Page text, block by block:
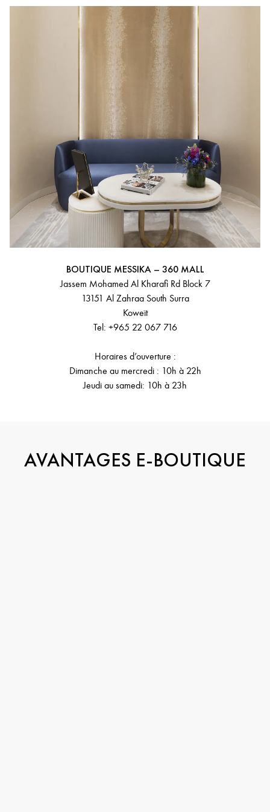
BOUTIQUE MESSIKA – 360 MALL
Jassem Mohamed Al Kharafi Rd Block 7
13151 Al Zahraa South Surra
Koweït
Tel: +965 22 067 716
Horaires d’ouverture :
Dimanche au mercredi : 10h à 22h
Jeudi au samedi: 10h à 23h
AVANTAGES E-BOUTIQUE